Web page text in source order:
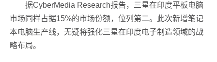
据CyberMedia Research报告，三星在印度平板电脑
市场同样占据15%的市场份额，位列第二。此次新增笔记
本电脑生产线，无疑将强化三星在印度电子制造领域的战
略布局。